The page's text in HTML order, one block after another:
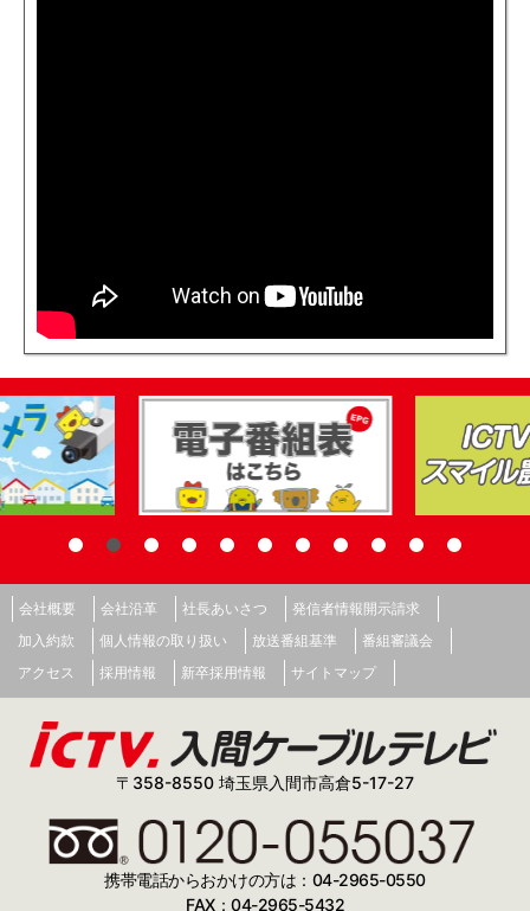
会社概要 会社沿革 社長あいさつ
発信者情報開示請求
加入約款
個人情報の取り扱い 放送番組基準
番組審議会
アクセス
採用情報 新卒採用情報 サイトマップ
〒358-8550 埼玉県入間市高倉5-17-27
携帯電話からおかけの方は：04-2965-0550
FAX：04-2965-5432